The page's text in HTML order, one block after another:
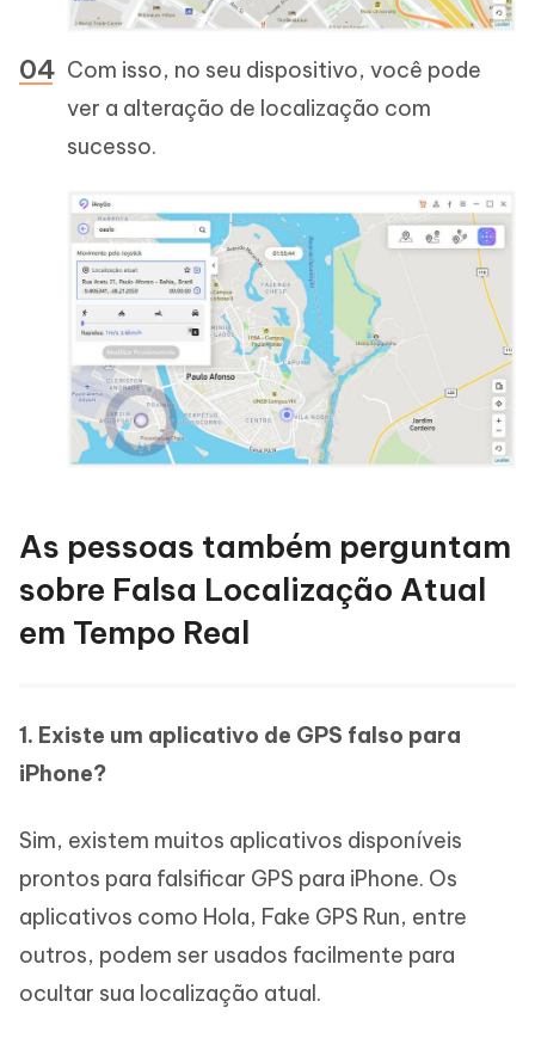
Com isso, no seu dispositivo, você pode
ver a alteração de localização com
sucesso.
As pessoas também perguntam
sobre Falsa Localização Atual
em Tempo Real
1. Existe um aplicativo de GPS falso para
iPhone?
Sim, existem muitos aplicativos disponíveis
prontos para falsificar GPS para iPhone. Os
aplicativos como Hola, Fake GPS Run, entre
outros, podem ser usados facilmente para
ocultar sua localização atual.